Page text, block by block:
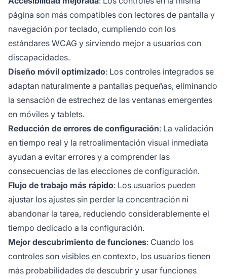
página son más compatibles con lectores de pantalla y
navegación por teclado, cumpliendo con los
estándares WCAG y sirviendo mejor a usuarios con
discapacidades.
Diseño móvil optimizado: Los controles integrados se
adaptan naturalmente a pantallas pequeñas, eliminando
la sensación de estrechez de las ventanas emergentes
en móviles y tablets.
Reducción de errores de configuración: La validación
en tiempo real y la retroalimentación visual inmediata
ayudan a evitar errores y a comprender las
consecuencias de las elecciones de configuración.
Flujo de trabajo más rápido: Los usuarios pueden
ajustar los ajustes sin perder la concentración ni
abandonar la tarea, reduciendo considerablemente el
tiempo dedicado a la configuración.
Mejor descubrimiento de funciones: Cuando los
controles son visibles en contexto, los usuarios tienen
más probabilidades de descubrir y usar funciones